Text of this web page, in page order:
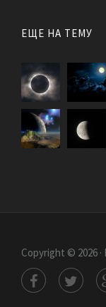
ЕЩЕ НА ТЕМУ
Copyright © 2026